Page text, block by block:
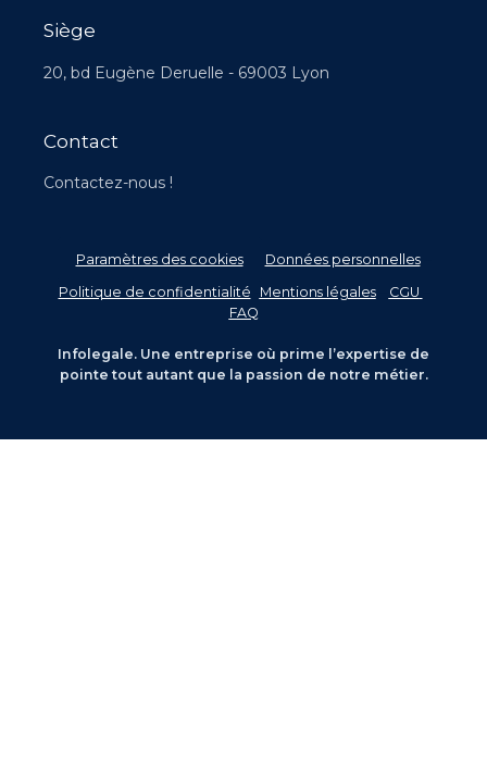
Siège
20, bd Eugène Deruelle - 69003 Lyon
Contact
Contactez-nous !
Paramètres des cookies Données personnelles
Politique de confidentialité
Mentions légales CGU
FAQ
Infolegale. Une entreprise où prime l’expertise de
pointe tout autant que la passion de notre métier.